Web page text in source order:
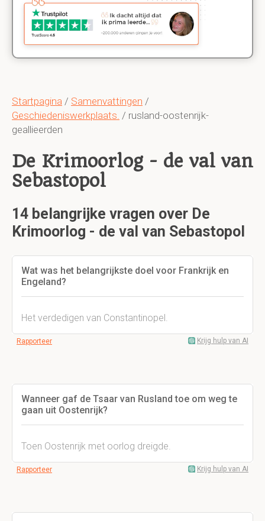
Startpagina / Samenvattingen /
Geschiedeniswerkplaats. / rusland-oostenrijk-
geallieerden
De Krimoorlog - de val van
Sebastopol
14 belangrijke vragen over De
Krimoorlog - de val van Sebastopol
Wat was het belangrijkste doel voor Frankrijk en
Engeland?
Het verdedigen van Constantinopel.
Rapporteer Krijg hulp van AI
Wanneer gaf de Tsaar van Rusland toe om weg te
gaan uit Oostenrijk?
Toen Oostenrijk met oorlog dreigde.
Rapporteer Krijg hulp van AI